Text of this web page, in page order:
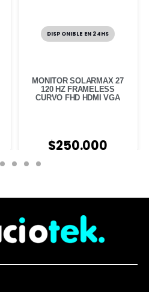
DISPONIBLE EN 24HS
SOLARMAX 27
HZ FRAMELESS
FHD HDMI VGA
250.000
Monitor
Gaming
(1920 x